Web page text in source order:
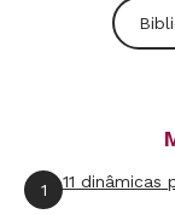
Por se tratar de
pelos estudantes.
1 11 dinâmicas